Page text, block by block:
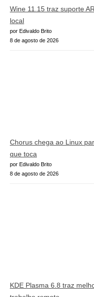
Wine 11.15 traz suporte
local
por Edivaldo Brito
8 de agosto de 2026
Chorus chega ao Linux
que toca
por Edivaldo Brito
8 de agosto de 2026
KDE Plasma 6.8 traz